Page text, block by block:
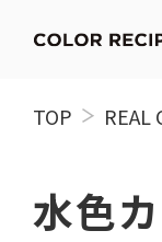
TOP REAL
水色